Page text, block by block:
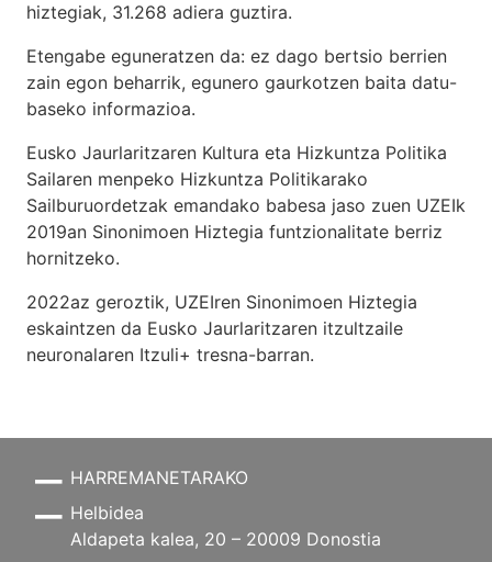
hiztegiak, 31.268 adiera guztira.
Etengabe eguneratzen da: ez dago bertsio berrien
zain egon beharrik, egunero gaurkotzen baita datu-
baseko informazioa.
Eusko Jaurlaritzaren Kultura eta Hizkuntza Politika
Sailaren menpeko Hizkuntza Politikarako
Sailburuordetzak emandako babesa jaso zuen UZEIk
2019an Sinonimoen Hiztegia funtzionalitate berriz
hornitzeko.
2022az geroztik, UZEIren Sinonimoen Hiztegia
eskaintzen da Eusko Jaurlaritzaren itzultzaile
neuronalaren Itzuli+ tresna-barran.
HARREMANETARAKO
Helbidea
Aldapeta kalea, 20 – 20009 Donostia